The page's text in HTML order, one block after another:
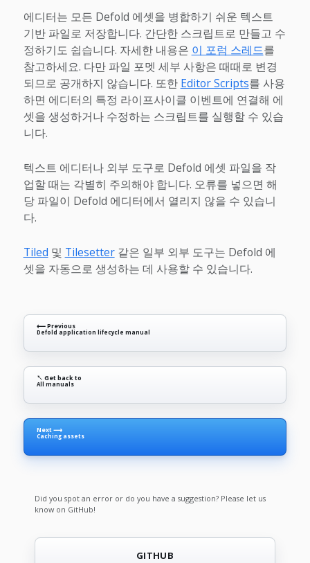
에디터는 모든 Defold 에셋을 병합하기 쉬운 텍스트
기반 파일로 저장합니다. 간단한 스크립트로 만들고 수
정하기도 쉽습니다. 자세한 내용은 이 포럼 스레드를
참고하세요. 다만 파일 포멧 세부 사항은 때때로 변경
되므로 공개하지 않습니다. 또한 Editor Scripts를 사용
하면 에디터의 특정 라이프사이클 이벤트에 연결해 에
셋을 생성하거나 수정하는 스크립트를 실행할 수 있습
니다.
텍스트 에디터나 외부 도구로 Defold 에셋 파일을 작
업할 때는 각별히 주의해야 합니다. 오류를 넣으면 해
당 파일이 Defold 에디터에서 열리지 않을 수 있습니
다.
Tiled 및 Tilesetter같은 일부 외부 도구는 Defold 에
셋을 자동으로 생성하는 데 사용할 수 있습니다.
⟵ Previous
Defold application lifecycle manual
↖ Get back to
All manuals
Next ⟶
Caching assets
Did you spot an error or do you have a suggestion? Please let us
know on GitHub!
GITHUB